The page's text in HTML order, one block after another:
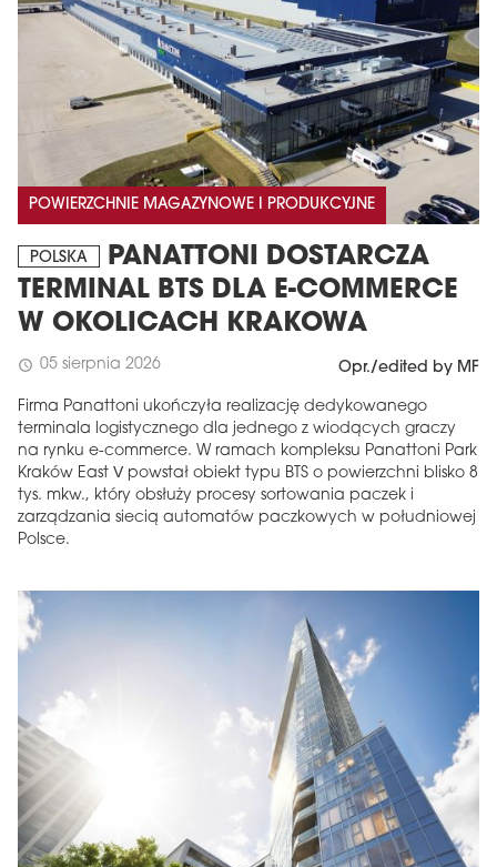
POWIERZCHNIE MAGAZYNOWE I PRODUKCYJNE
POLSKA
PANATTONI DOSTARCZA
TERMINAL BTS DLA E-COMMERCE
W OKOLICACH KRAKOWA
schedule 05 sierpnia 2026 Opr./edited by MF
Firma Panattoni ukończyła realizację dedykowanego
terminala logistycznego dla jednego z wiodących graczy
na rynku e-commerce. W ramach kompleksu Panattoni Park
Kraków East V powstał obiekt typu BTS o powierzchni blisko 8
tys. mkw., który obsłuży procesy sortowania paczek i
zarządzania siecią automatów paczkowych w południowej
Polsce.